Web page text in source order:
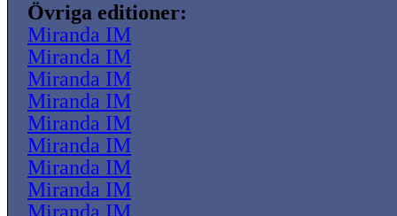
Övriga editioner:
Miranda IM
Miranda IM
Miranda IM
Miranda IM
Miranda IM
Miranda IM
Miranda IM
Miranda IM